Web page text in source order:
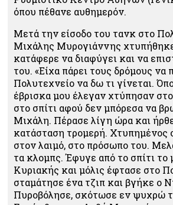
όπου πέθανε αυθημερόν.
Μετά την είσοδο του τανκ στο
Μιχάλης Μυρογιάννης
κατάφερε να διαφύγει και να
του. «Είχα πάρει τους δρόμους να
Πολυτεχνείο να δω τι γίνεται.
έβρισκα μου έλεγαν χτύπησαν
στο σπίτι αφού δεν μπόρεσα να
Μιχάλη. Πέρασε λίγη ώρα και
κατάσταση τρομερή. Χτυπημένος
στον λαιμό, στο πρόσωπο του.
τα κλομπς. Έφυγε από το σπίτι το
Κυριακής και μόλις έφτασε στο
σταμάτησε ένα τζιπ και βγήκε ο
Πυροβόλησε, σκότωσε εν ψυχρώ